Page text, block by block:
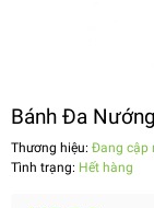
Bánh Đa
Thương hiệu: Đang cập
Tình trạng: Hết hàng